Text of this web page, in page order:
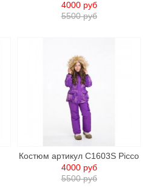
5500 руб
4000 руб
Костюм артикул C1603S Picco
5500 руб
4000 руб